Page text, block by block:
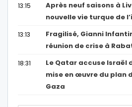
13:15
Après neuf saisons à
nouvelle vie turque de
13:13
Fragilisé, Gianni
réunion de crise à
18:31
Le Qatar accuse Israël
mise en œuvre du plan
Gaza